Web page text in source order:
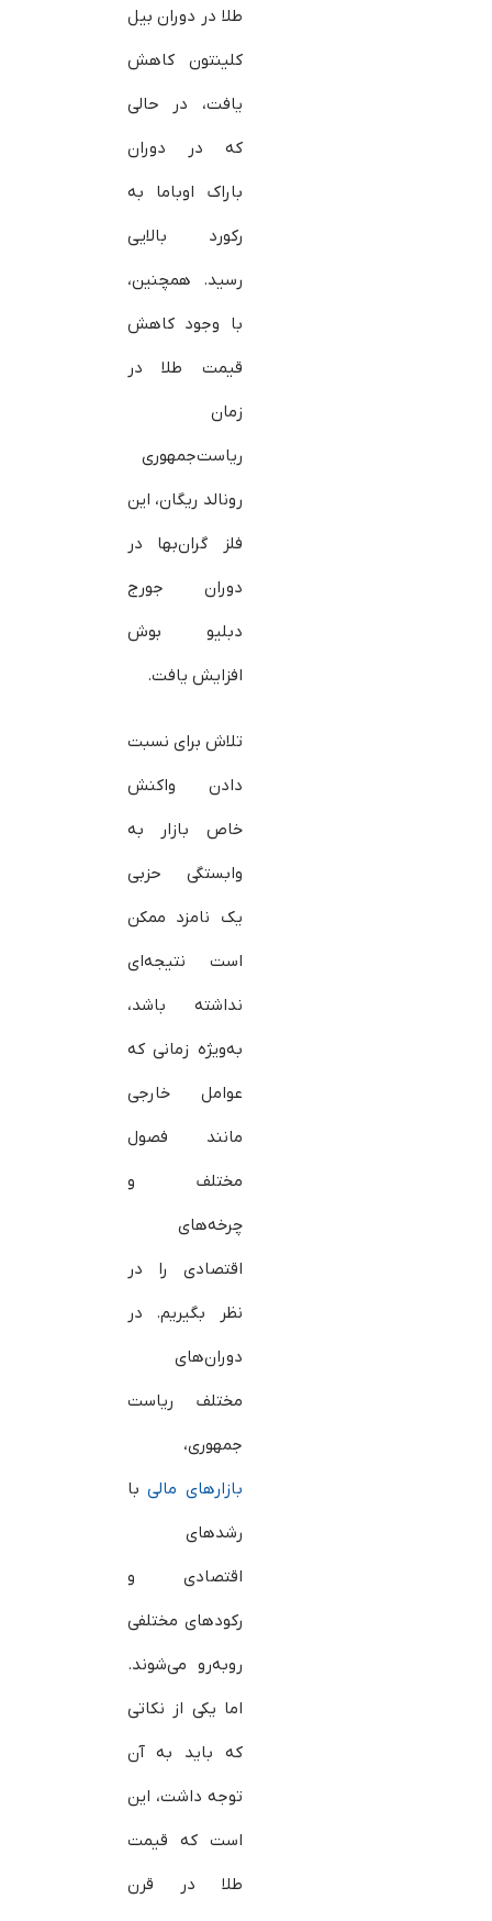
طلا در دوران بیل
کلینتون کاهش
یافت، در حالی
که در دوران
باراک اوباما به
رکورد بالایی
رسید. همچنین،
با وجود کاهش
قیمت طلا در
زمان
ریاست‌جمهوری
رونالد ریگان، این
فلز گران‌بها در
دوران جورج
دبلیو بوش
افزایش یافت.
تلاش برای نسبت
دادن واکنش
خاص بازار به
وابستگی حزبی
یک نامزد ممکن
است نتیجه‌ای
نداشته باشد،
به‌ویژه زمانی که
عوامل خارجی
مانند فصول
مختلف و
چرخه‌های
اقتصادی را در
نظر بگیریم. در
دوران‌های
مختلف ریاست
جمهوری،
بازارهای مالیبا
رشدهای
اقتصادی و
رکودهای مختلفی
روبه‌رو می‌شوند.
اما یکی از نکاتی
که باید به آن
توجه داشت، این
است که قیمت
طلا در قرن